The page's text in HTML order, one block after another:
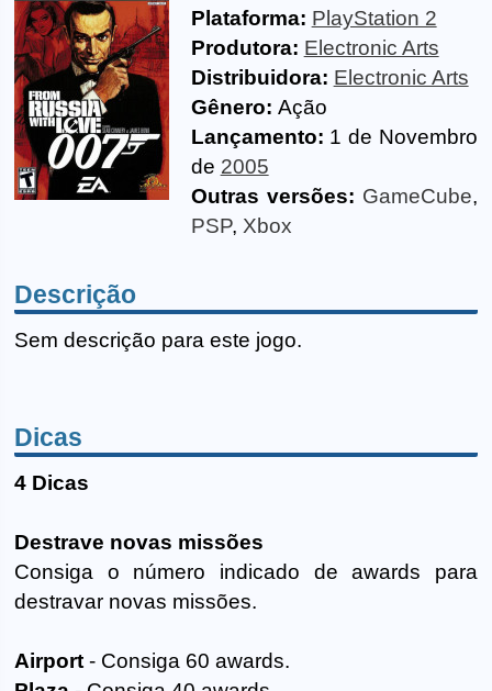
Plataforma: PlayStation 2
Produtora: Electronic Arts
Distribuidora: Electronic Arts
Gênero: Ação
Lançamento: 1 de Novembro
de 2005
Outras versões: GameCube,
PSP, Xbox
Descrição
Sem descrição para este jogo.
Dicas
4 Dicas
Destrave novas missões
Consiga o número indicado de awards para
destravar novas missões.
Airport - Consiga 60 awards.